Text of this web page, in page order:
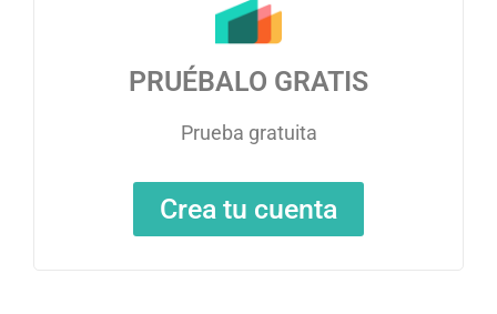
PRUÉBALO GRATIS
Prueba gratuita
Crea tu cuenta